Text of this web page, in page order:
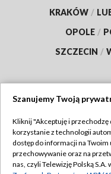
KRAKÓW /
OPOLE /
SZCZECIN /
Abonament TVP
Szanujemy Twoją
Kliknij "Akceptuję i przechodzę
korzystanie z technologii
dostęp do informacji na
przechowywanie oraz na
nas, czyli Telewizję Polską S.A.